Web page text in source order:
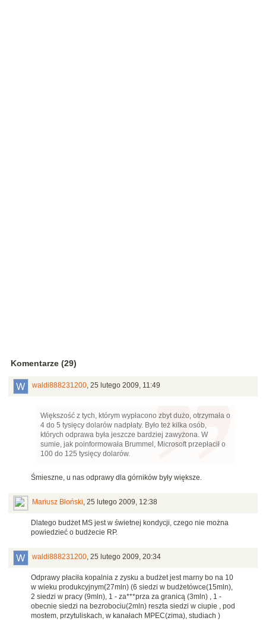
Komentarze (29)
waldi888231200, 25 lutego 2009, 11:49
Większość z tych, którym wypłacono zbyt dużo, otrzymała o
4 do 5 tysięcy dolarów nadpłaty. Było też kilka osób,
których odprawa była jeszcze bardziej zawyżona. W
sumie, jak poinformowała Brummel, Microsoft przepłacił o
100 do 125 tysięcy dolarów.
Śmieszne, u nas odprawy dla górników były większe.
Mariusz Błoński, 25 lutego 2009, 12:38
Dlatego budżet MS jest w świetnej kondycji, czego nie można
powiedzieć o budżecie RP.
waldi888231200, 25 lutego 2009, 20:34
Odprawy płaciła kopalnia z zysku a budżet jest marny bo na 10
w wieku produkcyjnym(27mln) (6 siedzi w budżetówce(15mln),
2 siedzi w pracy (9mln), 1 - za***prza za granicą (3mln) , 1 -
obecnie siedzi na bezrobociu(2mln) reszta siedzi w ciupie , pod
mostem, przytuliskach, w kanałach MPEC(zima), studiach )